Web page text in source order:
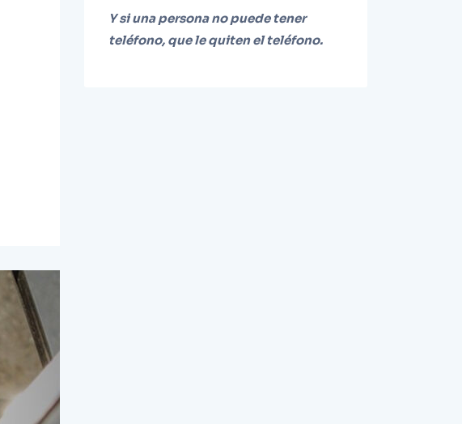
Y si una persona no puede tener
teléfono, que le quiten el teléfono.